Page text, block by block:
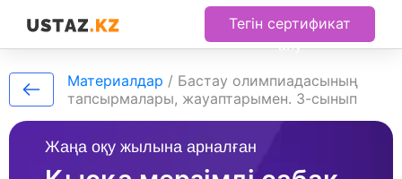
Тегін сертификат
алу
Жаңа оқу жылына арналған
Материалдар / Бастау олимпиадасының
тапсырмалары, жауаптарымен. 3-сынып